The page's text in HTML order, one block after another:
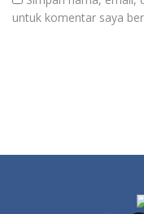
untuk komentar saya